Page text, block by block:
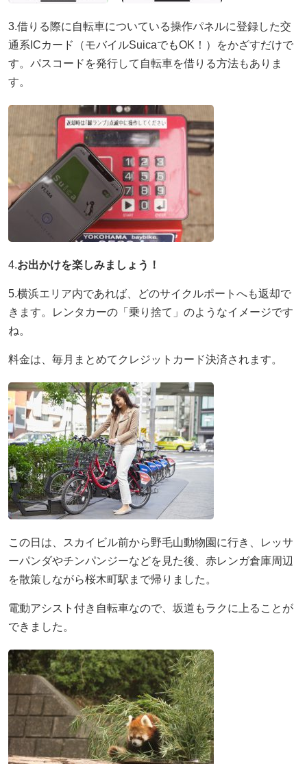
3.借りる際に自転車についている操作パネルに登録した交
通系ICカード（モバイルSuicaでもOK！）をかざすだけで
す。パスコードを発行して自転車を借りる方法もありま
す。
4.お出かけを楽しみましょう！
5.横浜エリア内であれば、どのサイクルポートへも返却で
きます。レンタカーの「乗り捨て」のようなイメージです
ね。
料金は、毎月まとめてクレジットカード決済されます。
この日は、スカイビル前から野毛山動物園に行き、レッサ
ーパンダやチンパンジーなどを見た後、赤レンガ倉庫周辺
を散策しながら桜木町駅まで帰りました。
電動アシスト付き自転車なので、坂道もラクに上ることが
できました。